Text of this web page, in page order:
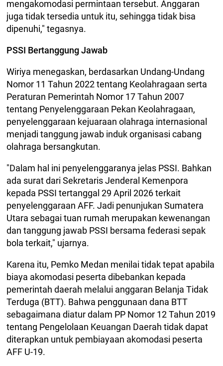
mengakomodasi permintaan tersebut. Anggaran
juga tidak tersedia untuk itu, sehingga tidak bisa
dipenuhi," tegasnya.
PSSI Bertanggung Jawab
Wiriya menegaskan, berdasarkan Undang-Undang
Nomor 11 Tahun 2022 tentang Keolahragaan serta
Peraturan Pemerintah Nomor 17 Tahun 2007
tentang Penyelenggaraan Pekan Keolahragaan,
penyelenggaraan kejuaraan olahraga internasional
menjadi tanggung jawab induk organisasi cabang
olahraga bersangkutan.
"Dalam hal ini penyelenggaranya jelas PSSI. Bahkan
ada surat dari Sekretaris Jenderal Kemenpora
kepada PSSI tertanggal 29 April 2026 terkait
penyelenggaraan AFF. Jadi penunjukan Sumatera
Utara sebagai tuan rumah merupakan kewenangan
dan tanggung jawab PSSI bersama federasi sepak
bola terkait," ujarnya.
Karena itu, Pemko Medan menilai tidak tepat apabila
biaya akomodasi peserta dibebankan kepada
pemerintah daerah melalui anggaran Belanja Tidak
Terduga (BTT). Bahwa penggunaan dana BTT
sebagaimana diatur dalam PP Nomor 12 Tahun 2019
tentang Pengelolaan Keuangan Daerah tidak dapat
diterapkan untuk pembiayaan akomodasi peserta
AFF U-19.